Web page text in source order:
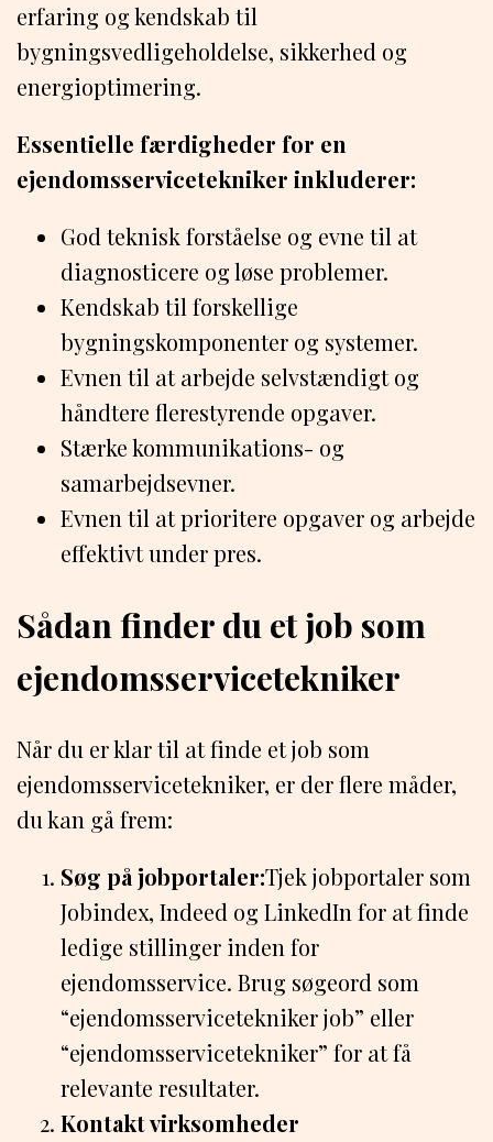
erfaring og kendskab til
bygningsvedligeholdelse, sikkerhed og
energioptimering.
Essentielle færdigheder for en
ejendomsservicetekniker inkluderer:
God teknisk forståelse og evne til at
diagnosticere og løse problemer.
Kendskab til forskellige
bygningskomponenter og systemer.
Evnen til at arbejde selvstændigt og
håndtere flerestyrende opgaver.
Stærke kommunikations- og
samarbejdsevner.
Evnen til at prioritere opgaver og arbejde
effektivt under pres.
Sådan finder du et job som
ejendomsservicetekniker
Når du er klar til at finde et job som
ejendomsservicetekniker, er der flere måder,
du kan gå frem:
Søg på jobportaler:Tjek jobportaler som
Jobindex, Indeed og LinkedIn for at finde
ledige stillinger inden for
ejendomsservice. Brug søgeord som
“ejendomsservicetekniker job” eller
“ejendomsservicetekniker” for at få
relevante resultater.
Kontakt virksomheder